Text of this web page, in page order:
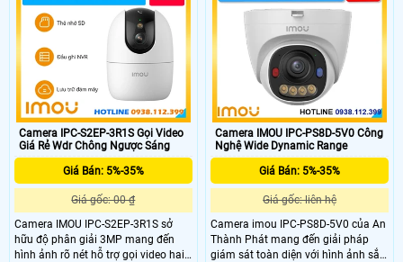
mạnh mẽ và tính năng phát hiện
con người thông minh. Với chuẩn
IP67 camera đảm bảo hoạt động
bền bỉ trong mọi điều kiện thời tiết
90° LED ấm ban đêm ánh sáng màu
tầm xa 30m tích hợp mic loa đàm
thoại hai chiều giúp giám sát rõ
ràng trong đêm tối.
Camera IPC-S2EP-3R1S Gọi Video
Giá Rẻ Wdr Chông Ngược Sáng
Giá Bán: 5%-35%
Giá gốc: 00 ₫
Camera IMOU IPC-S2EP-3R1S sở
hữu độ phân giải 3MP mang đến
hình ảnh rõ nét hỗ trợ gọi video hai
Camera IMOU IPC-PS8D-5V0 Công
Nghệ Wide Dynamic Range
Giá Bán: 5%-35%
Giá gốc: liên hệ
Camera imou IPC-PS8D-5V0 của An
Thành Phát mang đến giải pháp
giám sát toàn diện với hình ảnh sắc